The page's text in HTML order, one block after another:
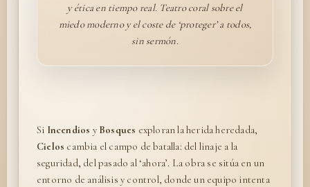
y ética en tiempo real. Teatro coral sobre el
miedo moderno y el coste de ‘proteger’ a todos,
sin sermón.
Si Incendios y Bosques exploran la herida heredada,
Cielos cambia el campo de batalla: del linaje a la
seguridad, del pasado al ‘ahora’. La obra se sitúa en un
entorno de análisis y control, donde un equipo intenta